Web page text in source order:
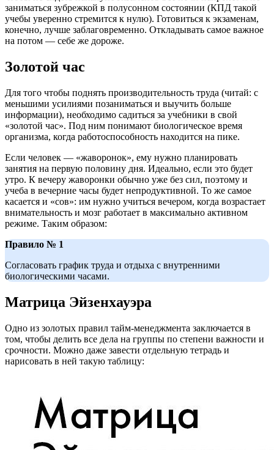
заниматься зубрежкой в полусонном состоянии (КПД такой
учебы уверенно стремится к нулю). Готовиться к экзаменам,
конечно, лучше заблаговременно. Откладывать самое важное
на потом — себе же дороже.
Золотой час
Для того чтобы поднять производительность труда (читай: с
меньшими усилиями позаниматься и выучить больше
информации), необходимо садиться за учебники в свой
«золотой час». Под ним понимают биологическое время
организма, когда работоспособность находится на пике.
Если человек — «жаворонок», ему нужно планировать
занятия на первую половину дня. Идеально, если это будет
утро. К вечеру жаворонки обычно уже без сил, поэтому и
учеба в вечерние часы будет непродуктивной. То же самое
касается и «сов»: им нужно учиться вечером, когда возрастает
внимательность и мозг работает в максимально активном
режиме. Таким образом:
Правило № 1
Согласовать график труда и отдыха с внутренними
биологическими часами.
Матрица Эйзенхауэра
Одно из золотых правил тайм-менеджмента заключается в
том, чтобы делить все дела на группы по степени важности и
срочности. Можно даже завести отдельную тетрадь и
нарисовать в ней такую таблицу: